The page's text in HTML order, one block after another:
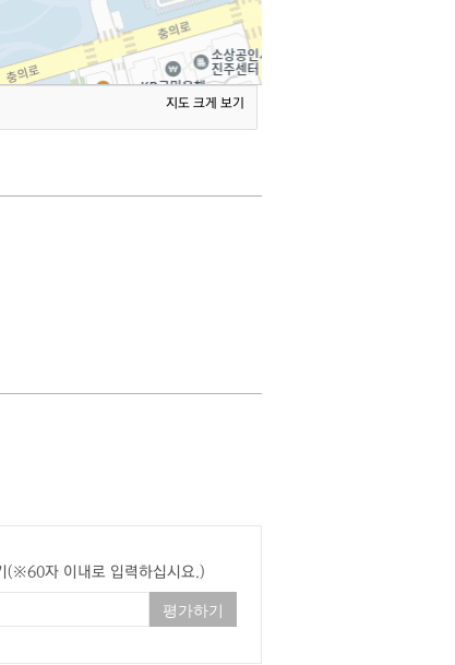
지도 크게 보기
(※60자 이내로 입력하십시요.)